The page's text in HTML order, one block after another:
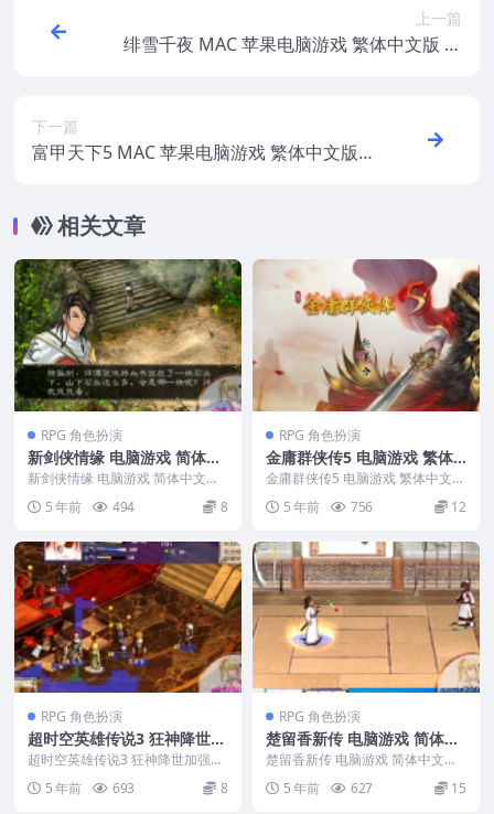
上一篇
绯雪千夜 MAC 苹果电脑游戏 繁体中文版 支
下一篇
富甲天下5 MAC 苹果电脑游戏 繁体中文版
相关文章
RPG 角色扮演
新剑侠情缘 电脑游戏 简体中
文版 支援win10 win7
新剑侠情缘 电脑游戏 简体中文版
支援win10 win7 游戏编号：090
游...5 年前 494 8
RPG 角色扮演
金庸群侠传5 电脑游戏 繁体
中文版 支援win11 win10 wi
n7
金庸群侠传5 电脑游戏 繁体中文版
5 年前 756 12
RPG 角色扮演
超时空英雄传说3 狂神降世加
强版 电脑游戏 简体中文版 支
援win10 win7
超时空英雄传说3 狂神降世加强版
MAC 苹果电脑游戏 简体中文版 支
援win1...
5 年前 693 8
RPG 角色扮演
楚留香新传 电脑游戏 简体中
文版 支援win10 win7
楚留香新传 电脑游戏 简体中文版
支援win10 win7 游戏编号：042
游...5 年前 627 15